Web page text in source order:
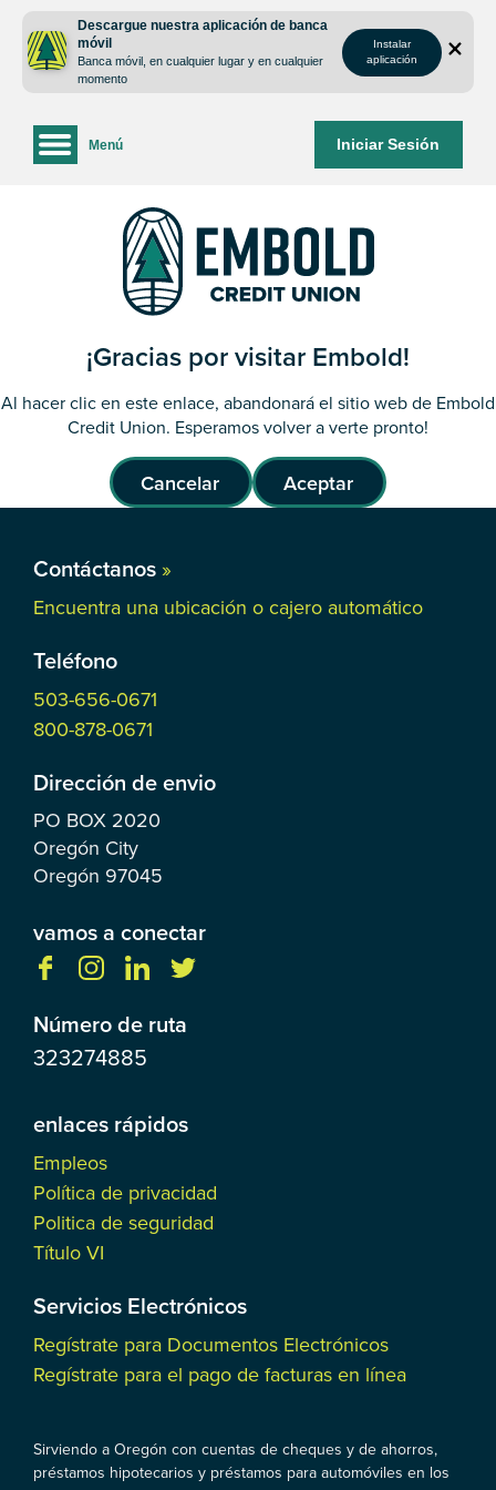
contenido
inicio
Descargue nuestra aplicación de banca
móvil
Banca móvil, en cualquier lugar y en cualquier
momento
Instalar
aplicación
Iniciar Sesión
Menú
¡Gracias por visitar Embold!
Al hacer clic en este enlace, abandonará el sitio web de Embold
Credit Union. Esperamos volver a verte pronto!
Cancelar Aceptar
Contáctanos »
Encuentra una ubicación o cajero automático
Teléfono
503-656-0671
800-878-0671
Dirección de envio
PO BOX 2020
Oregón City
Oregón 97045
vamos a conectar
Número de ruta
323274885
enlaces rápidos
Empleos
Política de privacidad
Politica de seguridad
Título VI
Servicios Electrónicos
Regístrate para Documentos Electrónicos
Regístrate para el pago de facturas en línea
Sirviendo a Oregón con cuentas de cheques y de ahorros,
préstamos hipotecarios y préstamos para automóviles en los